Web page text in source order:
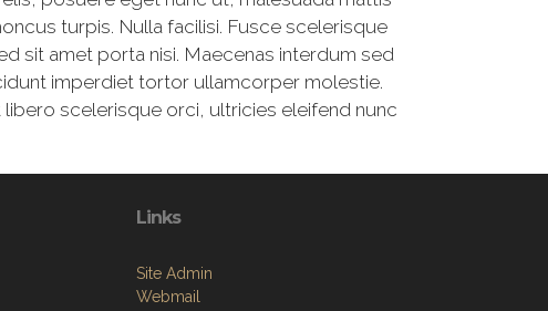
turpis. Nulla facilisi. Fusce scelerisque
sit amet porta nisi. Maecenas interdum sed
imperdiet tortor ullamcorper molestie.
scelerisque orci, ultricies eleifend nunc
Links
Site Admin
Webmail